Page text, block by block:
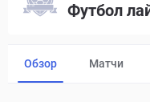
Футбол
Обзор Матчи